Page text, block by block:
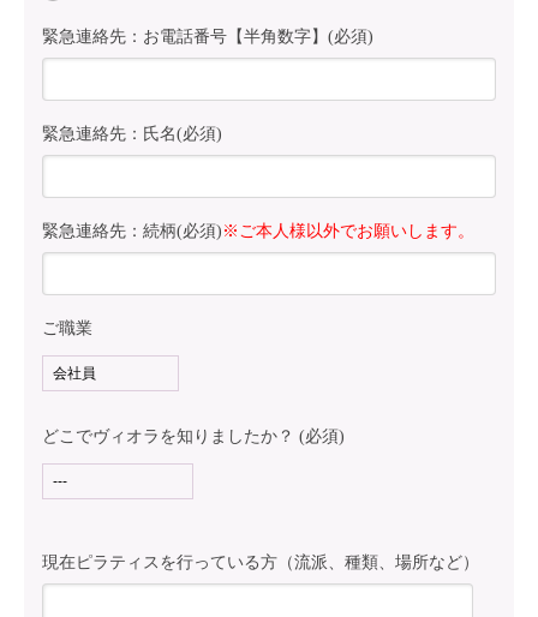
緊急連絡先：お電話番号【半角数字】(必須)
緊急連絡先：氏名(必須)
緊急連絡先：続柄(必須) ※ご本人様以外でお願いします。
ご職業
どこでヴィオラを知りましたか？ (必須)
現在ピラティスを行っている方（流派、種類、場所など）